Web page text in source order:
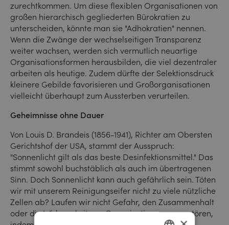
zurechtkommen. Um diese flexiblen Organisationen von
großen hierarchisch gegliederten Bürokratien zu
unterscheiden, könnte man sie "Adhokratien" nennen.
Wenn die Zwänge der wechselseitigen Transparenz
weiter wachsen, werden sich vermutlich neuartige
Organisationsformen herausbilden, die viel dezentraler
arbeiten als heutige. Zudem dürfte der Selektionsdruck
kleinere Gebilde favorisieren und Großorganisationen
vielleicht überhaupt zum Aussterben verurteilen.
Geheimnisse ohne Dauer
Von Louis D. Brandeis (1856-1941), Richter am Obersten
Gerichtshof der USA, stammt der Ausspruch:
"Sonnenlicht gilt als das beste Desinfektionsmittel." Das
stimmt sowohl buchstäblich als auch im übertragenen
Sinn. Doch Sonnenlicht kann auch gefährlich sein. Töten
wir mit unserem Reinigungseifer nicht zu viele nützliche
Zellen ab? Laufen wir nicht Gefahr, den Zusammenhalt
oder die Wirksamkeit von Organisationen zu zerstören,